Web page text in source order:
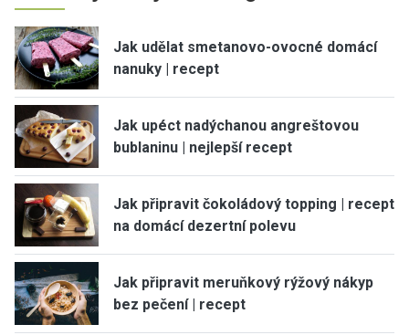
Jak udělat smetanovo-ovocné domácí
nanuky | recept
Jak upéct nadýchanou angreštovou
bublaninu | nejlepší recept
Jak připravit čokoládový topping | recept
na domácí dezertní polevu
Jak připravit meruňkový rýžový nákyp
bez pečení | recept